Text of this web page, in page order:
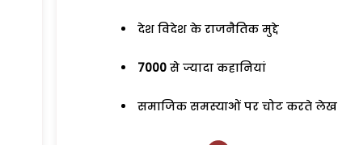
देश विदेश के राजनैतिक मुद्दे
7000 से ज्यादा कहानियां
समाजिक समस्याओं पर चोट करते लेख